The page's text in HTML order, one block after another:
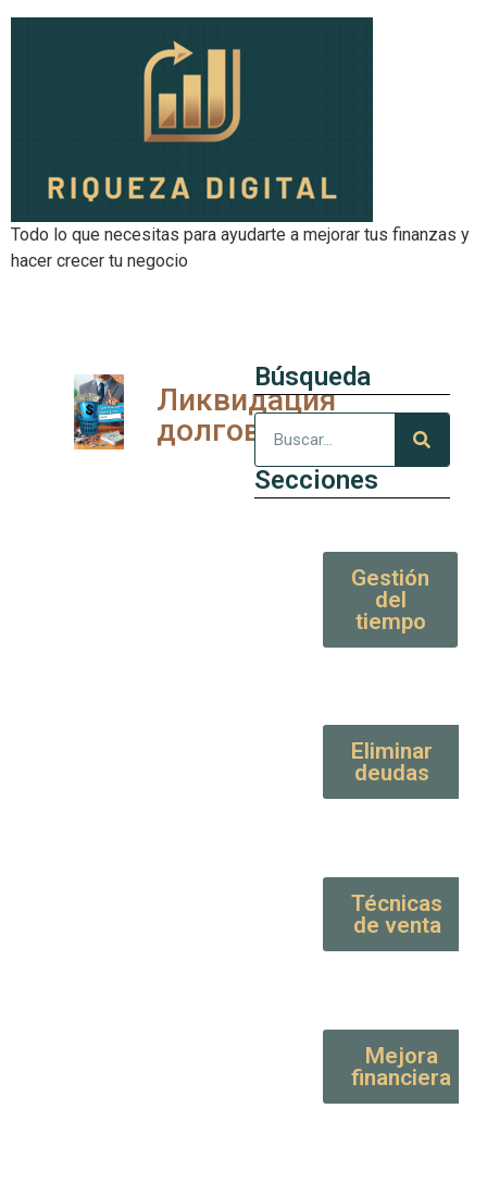
Todo lo que necesitas para ayudarte a mejorar tus finanzas y
hacer crecer tu negocio
Ликвидация
долгов
Búsqueda
Secciones
Gestión
del
tiempo
Eliminar
deudas
Técnicas
de venta
Mejora
financiera